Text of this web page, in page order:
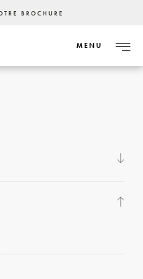
BROCHURE
MENU